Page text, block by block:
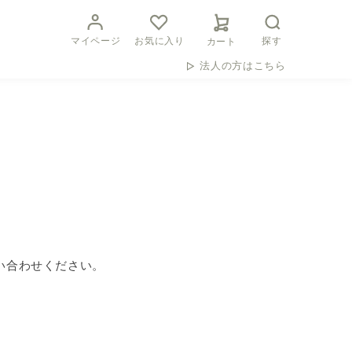
マイページ お気に入り カート 探す
法人の方はこちら
わせください。